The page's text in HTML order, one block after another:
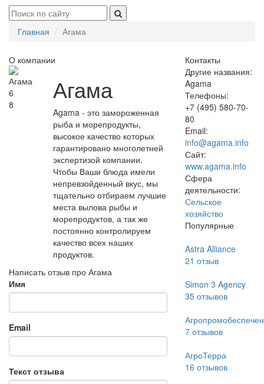
Главная Агама
О компании
6
8
Агама
Agama - это замороженная
рыба и морепродукты,
высокое качество которых
гарантировано многолетней
экспертизой компании.
Чтобы Ваши блюда имели
непревзойденный вкус, мы
тщательно отбираем лучшие
места вылова рыбы и
морепродуктов, а так же
постоянно контролируем
качество всех наших
продуктов.
Написать отзыв про Агама
Имя
Email
Текст отзыва
Контакты
Другие названия:
Agama
Телефоны:
+7 (495) 580-70-
80
Email:
info@agama.info
Сайт:
www.agama.info
Сфера
деятельности:
Сельское
хозяйство
Популярные
Astra Alliance
21 отзыв
Simon 3 Agency
35отзывов
7отзывов
АгроТерра
16 отзывов